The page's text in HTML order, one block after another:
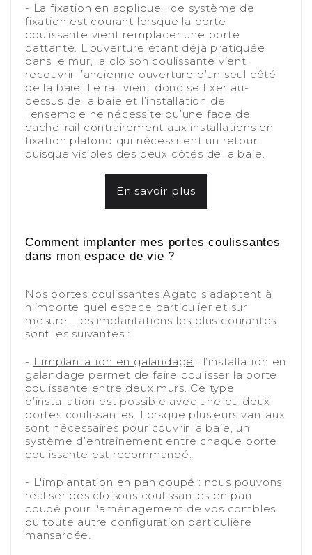
- La fixation en applique : ce système de
fixation est courant lorsque la porte
coulissante vient remplacer une porte
battante. L’ouverture étant déjà pratiquée
dans le mur, la cloison coulissante vient
recouvrir l’ancienne ouverture d’un seul côté
de la baie. Le rail vient donc se fixer au-
dessus de la baie et l’installation de
l’ensemble ne nécessite qu’une face de
cache-rail contrairement aux installations en
fixation plafond qui nécessitent un retour
puisque visibles des deux côtés de la baie.
En savoir plus
Comment implanter mes portes coulissantes
dans mon espace de vie ?
Nos portes coulissantes Agato s'adaptent à
n'importe quel espace particulier et sur
mesure. Les implantations les plus courantes
sont les suivantes :
- L’implantation en galandage : l’installation en
galandage permet de faire coulisser la porte
coulissante entre deux murs. Ce type
d’installation est possible avec une ou deux
portes coulissantes. Lorsque plusieurs vantaux
sont nécessaires pour couvrir la baie, un
système d’entraînement entre chaque porte
coulissante est recommandé.
- L'implantation en pan coupé : nous pouvons
réaliser des cloisons coulissantes en pan
coupé pour l'aménagement de vos combles
ou toute autre configuration particulière
mansardée.